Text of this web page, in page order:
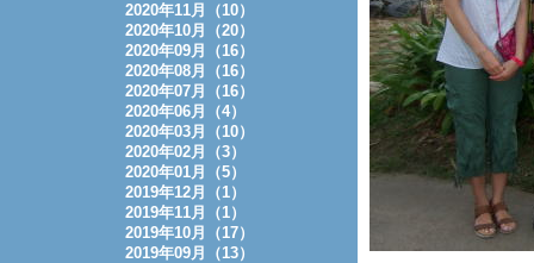
2020年11月（10）
2020年10月（20）
2020年09月（16）
2020年08月（16）
2020年07月（16）
2020年06月（4）
2020年03月（10）
2020年02月（3）
2020年01月（5）
2019年12月（1）
2019年11月（1）
2019年10月（17）
2019年09月（13）